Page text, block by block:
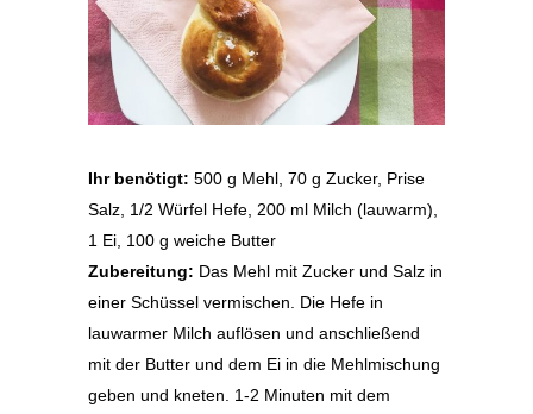
Ihr benötigt: 500 g Mehl, 70 g Zucker, Prise
Salz, 1/2 Würfel Hefe, 200 ml Milch (lauwarm),
1 Ei, 100 g weiche Butter
Zubereitung: Das Mehl mit Zucker und Salz in
einer Schüssel vermischen. Die Hefe in
lauwarmer Milch auflösen und anschließend
mit der Butter und dem Ei in die Mehlmischung
geben und kneten. 1-2 Minuten mit dem